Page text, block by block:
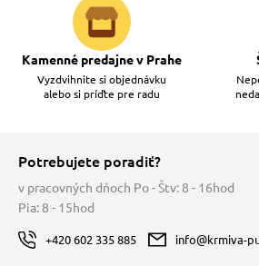
Kamenné predajne v Prahe
Vyzdvihnite si objednávku
alebo si príďte pre radu
Potrebujete poradiť?
v pracovných dňoch Po - Štv: 8 - 16hod
Pia: 8 - 15hod
+420 602 335 885 info@krmiva-